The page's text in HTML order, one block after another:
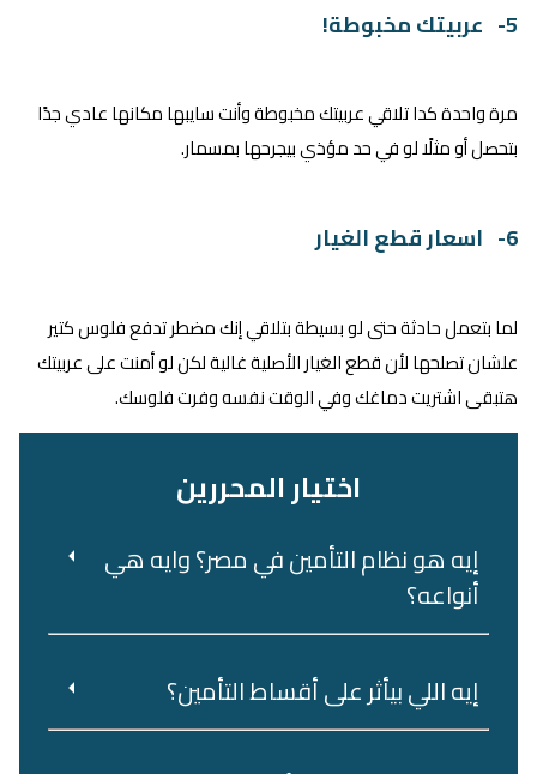
5- عربيتك مخبوطة!
مرة واحدة كدا تلاقي عربيتك مخبوطة وأنت سايبها مكانها عادي جدًا
بتحصل أو مثلًا لو في حد مؤذي بيجرحها بمسمار.
6- اسعار قطع الغيار
لما بتعمل حادثة حتى لو بسيطة بتلاقي إنك مضطر تدفع فلوس كتير
علشان تصلحها لأن قطع الغيار الأصلية غالية لكن لو أمنت على عربيتك
هتبقى اشتريت دماغك وفي الوقت نفسه وفرت فلوسك.
اختيار المحررين
إيه هو نظام التأمين في مصر؟ وايه هي
أنواعه؟
إيه اللي بيأثر على أقساط التأمين؟